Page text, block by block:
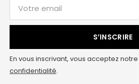
S’INSCRIRE
En vous inscrivant, vous acceptez notre
confidentialité.